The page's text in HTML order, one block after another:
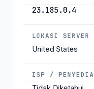
23.185.0.4
LOKASI SERVER
United States
ISP / PENYEDIA